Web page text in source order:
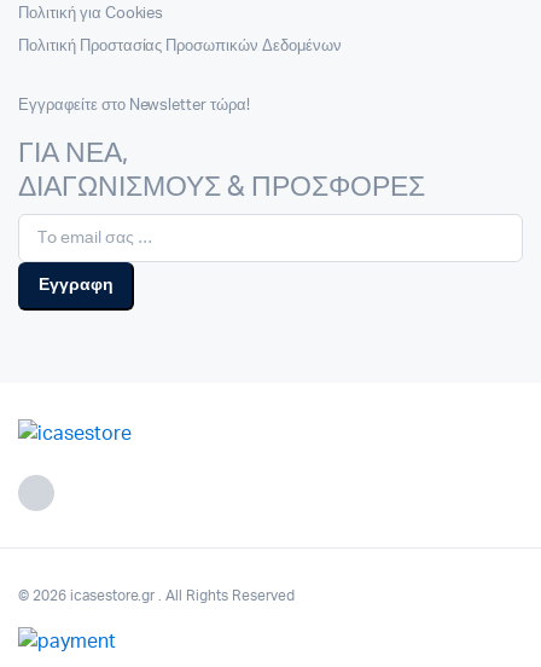
Πολιτική για Cookies
Πολιτική Προστασίας Προσωπικών Δεδομένων
Εγγραφείτε στο Newsletter τώρα!
ΓΙΑ ΝΕΑ,
ΔΙΑΓΩΝΙΣΜΟΥΣ & ΠΡΟΣΦΟΡΕΣ
© 2026 icasestore.gr . All Rights Reserved